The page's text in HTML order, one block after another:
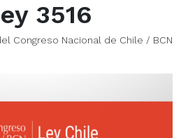
3516
Congreso Nacional de Chile / BCN